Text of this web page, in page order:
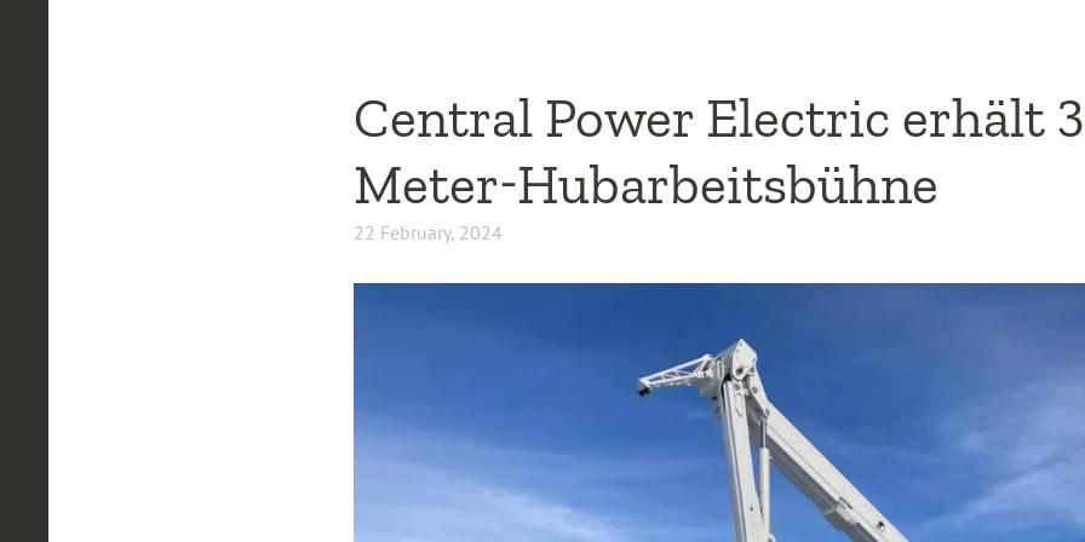
Central Power Electric erhält
Meter-Hubarbeitsbühne
22 February, 2024